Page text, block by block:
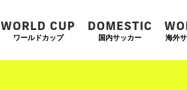
WORLD CUP
ワールドカップ
DOMESTIC
国内サッカー 海外